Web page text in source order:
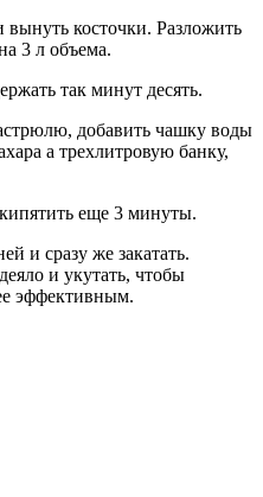
косточки. Разложить
3 л объема.
так минут десять.
добавить чашку воды
а трехлитровую банку,
еще 3 минуты.
и сразу же закатать.
и укутать, чтобы
эффективным.